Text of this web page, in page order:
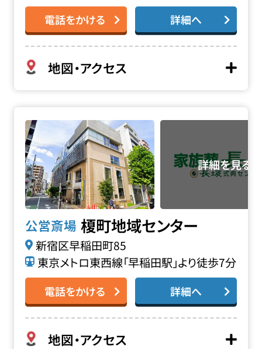
電話をかける 詳細へ
地図・アクセス
公営斎場 榎町地域センター
新宿区早稲田町85
東京メトロ東西線「早稲田駅」より徒歩7分
電話をかける 詳細へ
地図・アクセス